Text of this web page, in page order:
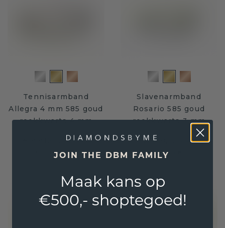
Tennisarmband
Allegra 4 mm 585 goud
rookkwarts 4 mm
€ 11.015,-
Excl. Tax & BTW
Slavenarmband
Rosario 585 goud
rookkwarts 3 mm
€ 2.868,- € 3.585,-
Excl. Tax & BTW
JOIN THE DBM FAMILY
Maak kans op
€500,- shoptegoed!